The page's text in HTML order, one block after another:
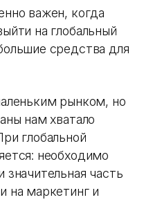
важен, когда
на глобальный
средства для
рынком, но
нам хватало
глобальной
необходимо
часть
на маркетинг и